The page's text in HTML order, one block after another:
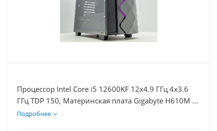
Процессор Intel Core i5 12600KF 12x4.9 ГГц 4x3.6
ГГц TDP 150, Материнская плата Gigabyte H610M K,
Видеокарта RTX 3060Ti 8Гб, Память DDR4 64Gb,
Подробнее